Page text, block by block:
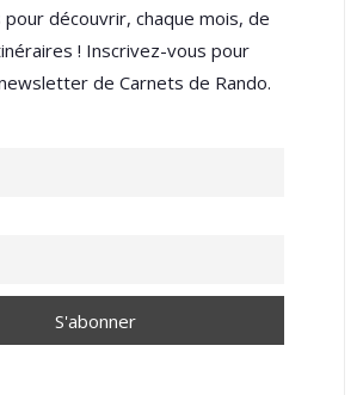
découvrir, chaque mois, de
! Inscrivez-vous pour
de Carnets de Rando.